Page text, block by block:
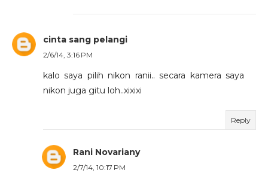
cinta sang pelangi
2/6/14, 3:16 PM
kalo saya pilih nikon ranii.. secara kamera saya
nikon juga gitu loh..xixixi
Reply
Rani Novariany
2/7/14, 10:17 PM